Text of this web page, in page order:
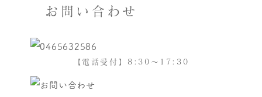
お問い合わせ
【電話受付】8:30～17:30